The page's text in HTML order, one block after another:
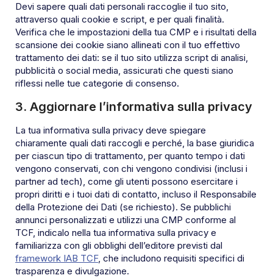
Devi sapere quali dati personali raccoglie il tuo sito,
attraverso quali cookie e script, e per quali finalità.
Verifica che le impostazioni della tua CMP e i risultati della
scansione dei cookie siano allineati con il tuo effettivo
trattamento dei dati: se il tuo sito utilizza script di analisi,
pubblicità o social media, assicurati che questi siano
riflessi nelle tue categorie di consenso.
3. Aggiornare l’informativa sulla privacy
La tua informativa sulla privacy deve spiegare
chiaramente quali dati raccogli e perché, la base giuridica
per ciascun tipo di trattamento, per quanto tempo i dati
vengono conservati, con chi vengono condivisi (inclusi i
partner ad tech), come gli utenti possono esercitare i
propri diritti e i tuoi dati di contatto, incluso il Responsabile
della Protezione dei Dati (se richiesto). Se pubblichi
annunci personalizzati e utilizzi una CMP conforme al
TCF, indicalo nella tua informativa sulla privacy e
familiarizza con gli obblighi dell’editore previsti dal
framework IAB TCF, che includono requisiti specifici di
trasparenza e divulgazione.